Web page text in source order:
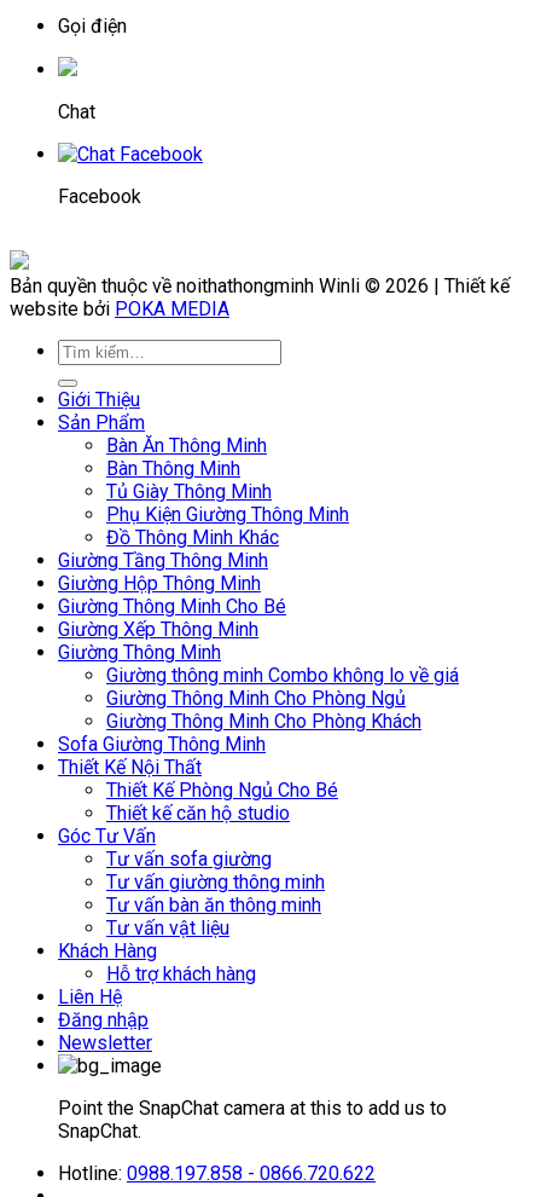
Gọi điện
Chat
Facebook
Bản quyền thuộc về noithathongminh Winli © 2026 | Thiết kế
website bởi POKA MEDIA
Giới Thiệu
Sản Phẩm
Bàn Ăn Thông Minh
Bàn Thông Minh
Tủ Giày Thông Minh
Phụ Kiện Giường Thông Minh
Đồ Thông Minh Khác
Giường Tầng Thông Minh
Giường Hộp Thông Minh
Giường Thông Minh Cho Bé
Giường Xếp Thông Minh
Giường Thông Minh
Giường thông minh Combo không lo về giá
Giường Thông Minh Cho Phòng Ngủ
Giường Thông Minh Cho Phòng Khách
Sofa Giường Thông Minh
Thiết Kế Nội Thất
Thiết Kế Phòng Ngủ Cho Bé
Thiết kế căn hộ studio
Góc Tư Vấn
Tư vấn sofa giường
Tư vấn giường thông minh
Tư vấn bàn ăn thông minh
Tư vấn vật liệu
Khách Hàng
Hỗ trợ khách hàng
Liên Hệ
Đăng nhập
Newsletter
Point the SnapChat camera at this to add us to
SnapChat.
Hotline: 0988.197.858 - 0866.720.622